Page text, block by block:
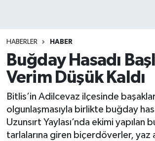
HABERLER HABER
Buğday Hasadı
Verim Düşük Kaldı
Bitlis’in Adilcevaz ilçesinde
olgunlaşmasıyla birlikte buğday
Uzunsırt Yaylası’nda ekimi yapılan
tarlalarına giren biçerdöverler, yaz
Puan Durumu ve Fikstür
Tüm Manşetler
Son Dakika Haberleri
Haber Arşivi